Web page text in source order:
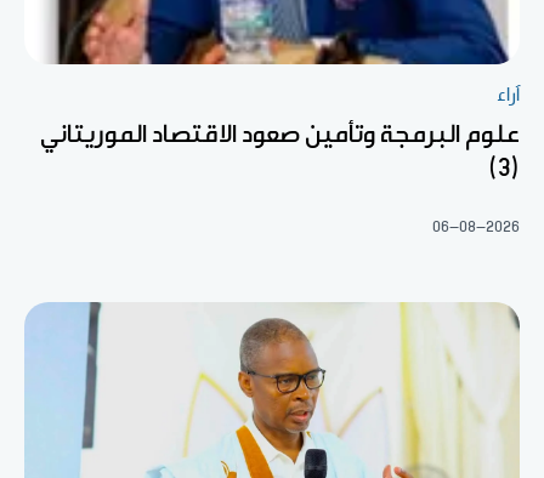
آراء
علوم البرمجة وتأمين صعود الاقتصاد الموريتاني
(3)
06-08-2026